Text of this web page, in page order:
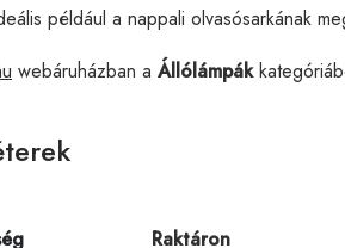
például a nappali olvasósarkának
webáruházban a Állólámpák
Raktáron